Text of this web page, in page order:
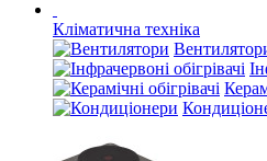
Кліматична техніка